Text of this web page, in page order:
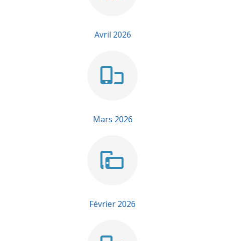
Avril 2026
Mars 2026
Février 2026